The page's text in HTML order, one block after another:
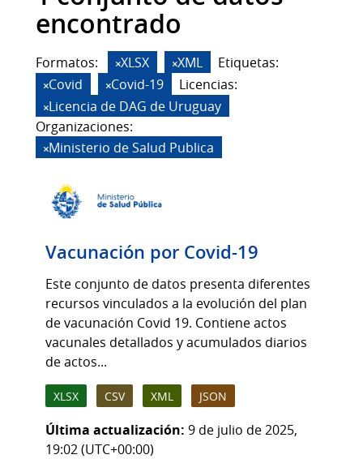
encontrado
Formatos: XLSX XML
Etiquetas:
Covid
Covid-19
Licencias:
Licencia de DAG de Uruguay
Organizaciones:
Ministerio de Salud Publica
Vacunación por Covid-19
Este conjunto de datos presenta diferentes
recursos vinculados a la evolución del plan
de vacunación Covid 19. Contiene actos
vacunales detallados y acumulados diarios
de actos...
XLSX CSV XML JSON
Última actualización: 9 de julio de 2025,
19:02 (UTC+00:00)